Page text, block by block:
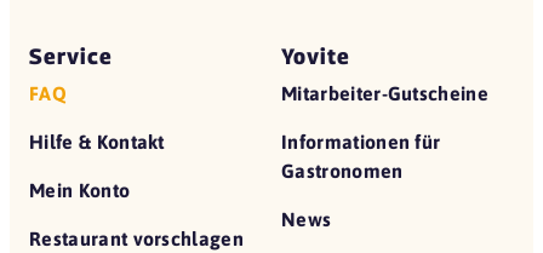
Service
FAQ
Hilfe & Kontakt
Mein Konto
Restaurant vorschlagen
Yovite
Mitarbeiter-Gutscheine
Informationen für
Gastronomen
News